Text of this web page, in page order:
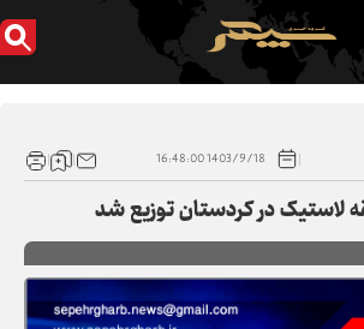
1403/9/18 16:48:00